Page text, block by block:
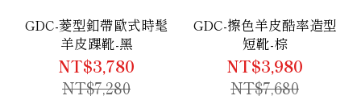
GDC-菱型釦帶歐式時髦
羊皮踝靴-黑
NT$3,780
NT$7,280
GDC-擦色羊皮酷率造型
短靴-棕
NT$3,980
NT$7,680